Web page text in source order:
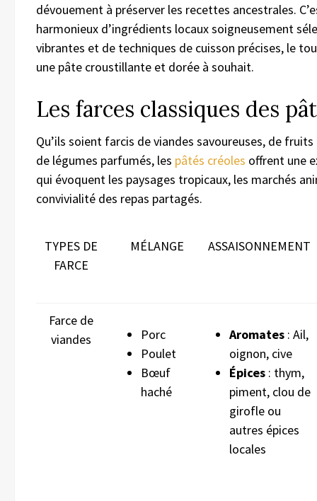
dévouement à préserver les recettes ancestrales.
harmonieux d’ingrédients locaux soigneusement
vibrantes et de techniques de cuisson précises, le
une pâte croustillante et dorée à souhait.
Les farces classiques des
Qu’ils soient farcis de viandes savoureuses, de
de légumes parfumés, les pâtés créoles offrent une
qui évoquent les paysages tropicaux, les marchés
convivialité des repas partagés.
TYPES DE
FARCE
MÉLANGE ASSAISONNEMENT
Farce de
viandes
Porc
Poulet
Bœuf
haché
Aromates : Ail,
oignon, cive
Épices : thym,
piment, clou de
girofle ou
autres épices
locales